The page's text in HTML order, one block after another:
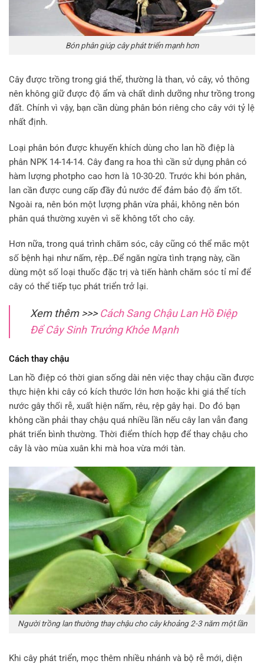
Bón phân giúp cây phát triển mạnh hơn
Cây được trồng trong giá thể, thường là than, vỏ cây, vỏ thông
nên không giữ được độ ẩm và chất dinh dưỡng như trồng trong
đất. Chính vì vậy, bạn cần dùng phân bón riêng cho cây với tỷ lệ
nhất định.
Loại phân bón được khuyến khích dùng cho lan hồ điệp là
phân NPK 14-14-14. Cây đang ra hoa thì cần sử dụng phân có
hàm lượng photpho cao hơn là 10-30-20. Trước khi bón phân,
lan cần được cung cấp đầy đủ nước để đảm bảo độ ẩm tốt.
Ngoài ra, nên bón một lượng phân vừa phải, không nên bón
phân quá thường xuyên vì sẽ không tốt cho cây.
Hơn nữa, trong quá trình chăm sóc, cây cũng có thể mắc một
số bệnh hại như nấm, rệp…Để ngăn ngừa tình trạng này, cần
dùng một số loại thuốc đặc trị và tiến hành chăm sóc tỉ mỉ để
cây có thể tiếp tục phát triển trở lại.
Xem thêm >>>Cách Sang Chậu Lan Hồ Điệp
Để Cây Sinh Trưởng Khỏe Mạnh
Cách thay chậu
Lan hồ điệp có thời gian sống dài nên việc thay chậu cần được
thực hiện khi cây có kích thước lớn hơn hoặc khi giá thể tích
nước gây thối rễ, xuất hiện nấm, rêu, rệp gây hại. Do đó bạn
không cần phải thay chậu quá nhiều lần nếu cây lan vẫn đang
phát triển bình thường. Thời điểm thích hợp để thay chậu cho
cây là vào mùa xuân khi mà hoa vừa mới tàn.
Người trồng lan thường thay chậu cho cây khoảng 2-3 năm một lần
Khi cây phát triển, mọc thêm nhiều nhánh và bộ rễ mới, diện